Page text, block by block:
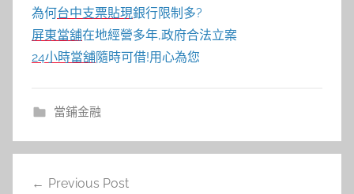
為何台中支票貼現銀行限制多?
屏東當舖在地經營多年,政府合法立案
24小時當舖隨時可借!用心為您
當鋪金融
Previous Post